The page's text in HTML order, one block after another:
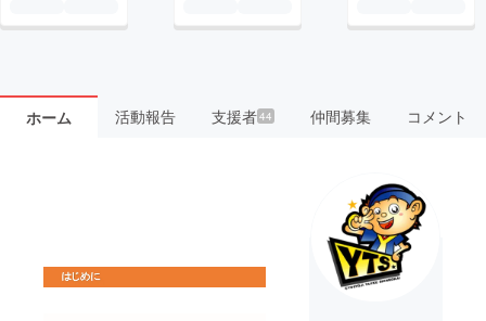
ホーム 活動報告 支援者44 仲間募集 コメント